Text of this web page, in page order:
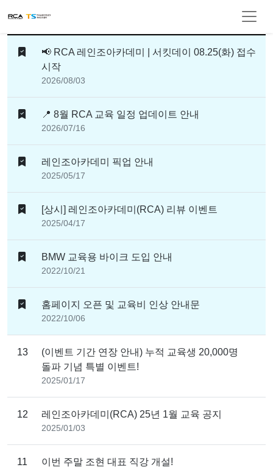
공지사항
📢 RCA 레인조아카데미 | 서킷데이 08.25(화) 접수
시작
2026/08/03
📍 8월 RCA 교육 일정 업데이트 안내
2026/07/16
레인조아카데미 픽업 안내
2025/05/17
[상시] 레인조아카데미(RCA) 리뷰 이벤트
2025/04/17
BMW 교육용 바이크 도입 안내
2022/10/21
홈페이지 오픈 및 교육비 인상 안내문
2022/10/06
13
(이벤트 기간 연장 안내) 누적 교육생 20,000명
돌파 기념 특별 이벤트!
2025/01/17
12 레인조아카데미(RCA) 25년 1월 교육 공지
2025/01/03
11 이번 주말 조현 대표 직강 개설!